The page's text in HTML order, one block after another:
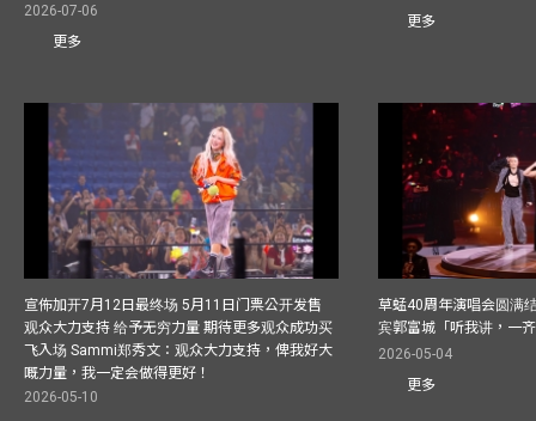
2026-07-06
更多
更多
宣佈加开7月12日最终场 5月11日门票公开发售
观众大力支持 给予无穷力量 期待更多观众成功买
飞入场 Sammi郑秀文：观众大力支持，俾我好大
嘅力量，我一定会做得更好！
2026-05-10
草蜢40周年演唱会圆满
宾郭富城「听我讲，一
2026-05-04
更多